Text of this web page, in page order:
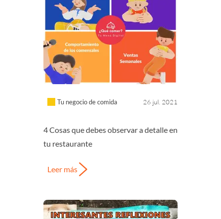
Tu negocio de comida 26 jul. 2021
4 Cosas que debes observar a detalle en
tu restaurante
Leer más